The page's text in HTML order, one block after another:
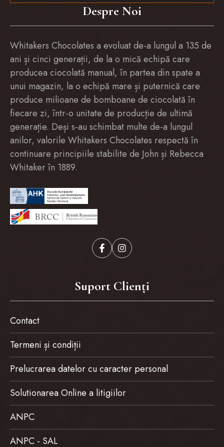
Despre Noi
Whitakers Chocolates a evoluat de-a lungul a 135 de
ani și cinci generații, de la o mică echipă care
producea ciocolată manual, în partea din spate a
unui magazin, la o echipă mare și puternică care
produce milioane de bomboane de ciocolată în
fiecare zi, într-o unitate de producție de ultimă
generație. Deși s-au schimbat multe de-a lungul
anilor, valorile Whitakers Chocolates respectă în
continuare principiile stabilite de John și Rebecca
Whitaker în 1889.
Suport Clienți
Contact
Termeni și condiții
Prelucrarea datelor cu caracter personal
Solutionarea Online a litigiilor
ANPC
ANPC - SAL